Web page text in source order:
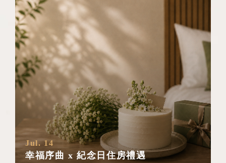
Jul. 14
幸福序曲 x 紀念日住房禮遇